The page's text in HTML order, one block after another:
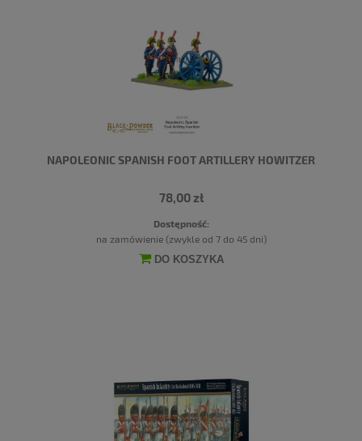
NAPOLEONIC SPANISH FOOT ARTILLERY HOWITZER
78,00 zł
Dostępność:
na zamówienie (zwykle od 7 do 45 dni)
DO KOSZYKA